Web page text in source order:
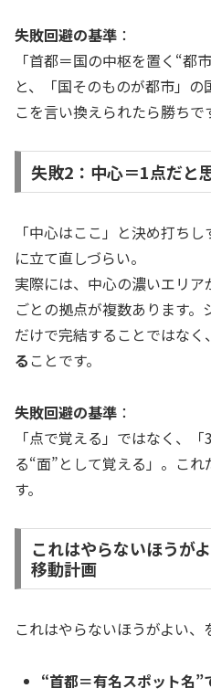
失敗回避の基準 ：
「首都＝国の中枢を置く“都
と、「国そのものが都市」
こを言い換えられたら勝ちで
失敗2：中心＝1点だと
「中心はここ」と決め打ち
に立て直しづらい。
実際には、中心の濃いエリ
ごとの拠点が複数あります
だけで完結することではなく、
る ことです。
失敗回避の基準 ：
「点で覚える」ではなく、
る“面”として覚える」。こ
す。
これはやらないほうが
移動計画
これはやらないほうがよい、
“首都＝有名スポット名”